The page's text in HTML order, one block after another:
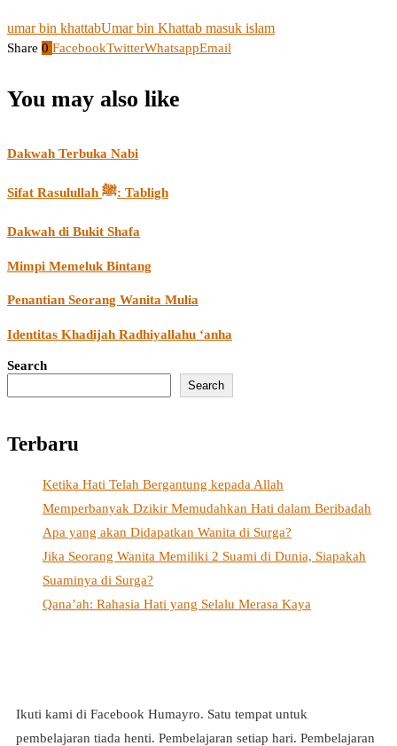
umar bin khattabUmar bin Khattab masuk islam
Share 0 FacebookTwitterWhatsappEmail
You may also like
Dakwah Terbuka Nabi
Sifat Rasulullah ﷺ: Tabligh
Dakwah di Bukit Shafa
Mimpi Memeluk Bintang
Penantian Seorang Wanita Mulia
Identitas Khadijah Radhiyallahu ‘anha
Search
Search
Terbaru
Ketika Hati Telah Bergantung kepada Allah
Memperbanyak Dzikir Memudahkan Hati dalam Beribadah
Apa yang akan Didapatkan Wanita di Surga?
Jika Seorang Wanita Memiliki 2 Suami di Dunia, Siapakah
Suaminya di Surga?
Qana’ah: Rahasia Hati yang Selalu Merasa Kaya
Ikuti kami di Facebook Humayro. Satu tempat untuk
pembelajaran tiada henti. Pembelajaran setiap hari. Pembelajaran